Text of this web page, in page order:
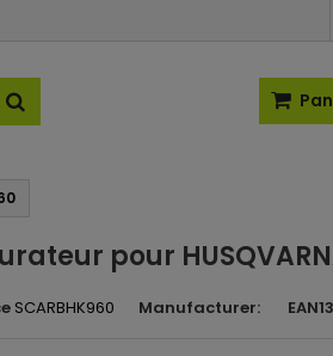
pour
SCARBHK960 Manufacturer: